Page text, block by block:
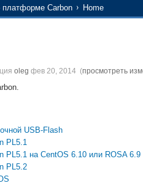
платформе Carbon Home
oleg фев 20, 2014 (просмотреть
USB-Flash
PL5.1
PL5.1 на CentOS 6.10 или ROSA
PL5.2